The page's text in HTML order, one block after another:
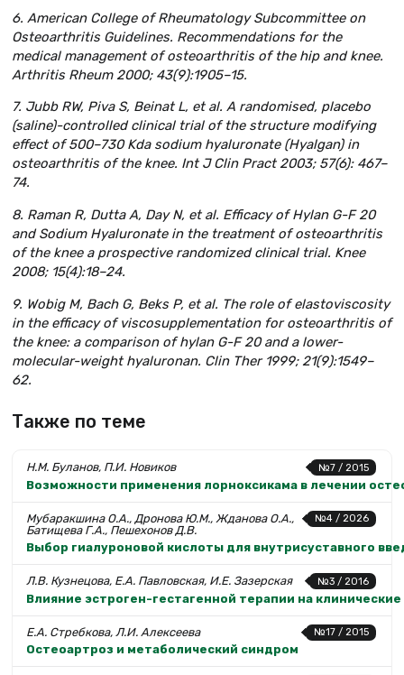
6. American College of Rheumatology Subcommittee on
Osteoarthritis Guidelines. Recommendations for the
medical management of osteoarthritis of the hip and knee.
Arthritis Rheum 2000; 43(9):1905–15.
7. Jubb RW, Piva S, Beinat L, et al. A randomised, placebo
(saline)-controlled clinical trial of the structure modifying
effect of 500–730 Kda sodium hyaluronate (Hyalgan) in
osteoarthritis of the knee. Int J Clin Pract 2003; 57(6): 467–
74.
8. Raman R, Dutta A, Day N, et al. Efficacy of Hylan G-F 20
and Sodium Hyaluronate in the treatment of osteoarthritis
of the knee a prospective randomized clinical trial. Knee
2008; 15(4):18–24.
9. Wobig M, Bach G, Beks P, et al. The role of elastoviscosity
in the efficacy of viscosupplementation for osteoarthritis of
the knee: a comparison of hylan G-F 20 and a lower-
molecular-weight hyaluronan. Clin Ther 1999; 21(9):1549–
62.
Также по теме
№7 / 2015
Н.М. Буланов, П.И. Новиков
Возможности применения лорноксикама в лечении
№4 / 2026
Мубаракшина О.А., Дронова Ю.М., Жданова О.А.,
Батищева Г.А., Пешехонов Д.В.
Выбор гиалуроновой кислоты для внутрисуставного
№3 / 2016
Л.В. Кузнецова, Е.А. Павловская, И.Е. Зазерская
Влияние эстроген-гестагенной терапии на
№17 / 2015
Е.А. Стребкова, Л.И. Алексеева
Остеоартроз и метаболический синдром